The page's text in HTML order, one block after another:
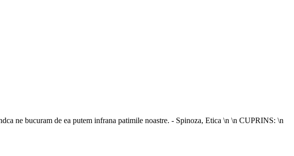
ne bucuram de ea putem infrana patimile noastre. - Spinoza, Etica \n \n CUPRINS: \n